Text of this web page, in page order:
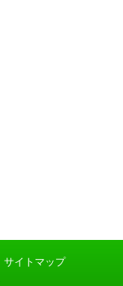
サイトマップ